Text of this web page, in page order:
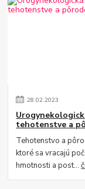
28.02.2023
tehotenstve a
Tehotenstvo a
ktoré sa vracajú
hmotnosti a post...